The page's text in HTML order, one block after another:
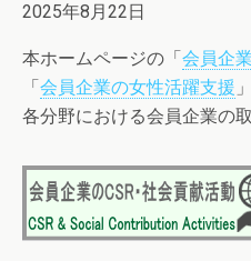
2025年8月22日
本ホームページの「会員企
「会員企業の女性活躍支援
各分野における会員企業の